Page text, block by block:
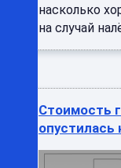
насколько
на случай
Стоимость
опустилась